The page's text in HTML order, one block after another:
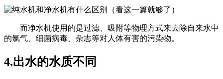
而净水机使用的是过滤、吸附等物理方式来去除自来水中
的氯气、细菌病毒、杂志等对人体有害的污染物。
4.出水的水质不同